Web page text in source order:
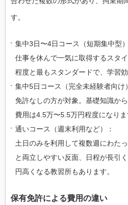
す。
集中3日〜4日コース（短期集中型）
仕事を休んで一気に取得するスタ
程度と最もスタンダードで、学習
集中5日コース（完全未経験者向け
免許なしの方が対象。基礎知識か
費用は4.5万〜5.5万円程度になりま
通いコース（週末利用など）：
土日のみを利用して複数週にわた
と両立しやすい反面、日程が長引
円高くなる教習所もあります。
保有免許による費用の違い